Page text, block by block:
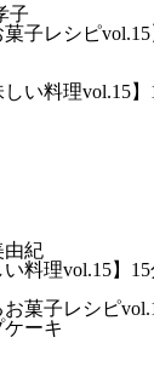
子
菓子レシピ
由紀
い料理vol.15】